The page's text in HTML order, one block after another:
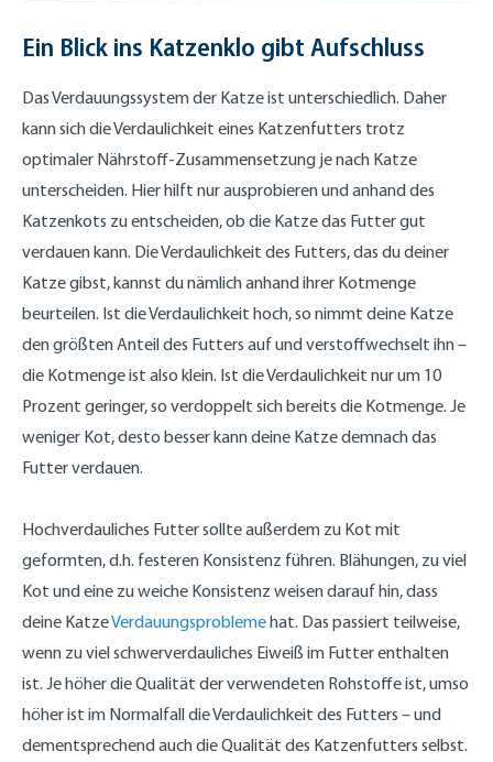
Ein Blick ins Katzenklo gibt Aufschluss
Das Verdauungssystem der Katze ist unterschiedlich. Daher
kann sich die Verdaulichkeit eines Katzenfutters trotz
optimaler Nährstoff-Zusammensetzung je nach Katze
unterscheiden. Hier hilft nur ausprobieren und anhand des
Katzenkots zu entscheiden, ob die Katze das Futter gut
verdauen kann. Die Verdaulichkeit des Futters, das du deiner
Katze gibst, kannst du nämlich anhand ihrer Kotmenge
beurteilen. Ist die Verdaulichkeit hoch, so nimmt deine Katze
den größten Anteil des Futters auf und verstoffwechselt ihn –
die Kotmenge ist also klein. Ist die Verdaulichkeit nur um 10
Prozent geringer, so verdoppelt sich bereits die Kotmenge. Je
weniger Kot, desto besser kann deine Katze demnach das
Futter verdauen.
Hochverdauliches Futter sollte außerdem zu Kot mit
geformten, d.h. festeren Konsistenz führen. Blähungen, zu viel
Kot und eine zu weiche Konsistenz weisen darauf hin, dass
deine KatzeVerdauungsproblemehat. Das passiert teilweise,
wenn zu viel schwerverdauliches Eiweiß im Futter enthalten
ist. Je höher die Qualität der verwendeten Rohstoffe ist, umso
höher ist im Normalfall die Verdaulichkeit des Futters – und
dementsprechend auch die Qualität des Katzenfutters selbst.